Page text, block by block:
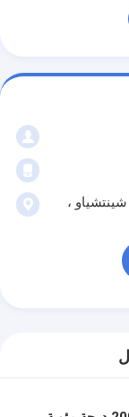
شينتشياو ،